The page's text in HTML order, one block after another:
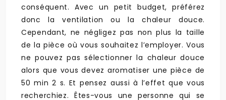
conséquent. Avec un petit budget, préférez
donc la ventilation ou la chaleur douce.
Cependant, ne négligez pas non plus la taille
de la pièce où vous souhaitez l’employer. Vous
ne pouvez pas sélectionner la chaleur douce
alors que vous devez aromatiser une pièce de
50 min 2 s. Et pensez aussi à l’effet que vous
recherchiez. Êtes-vous une personne qui se